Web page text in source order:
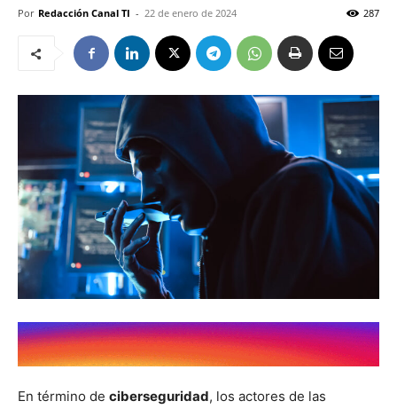
Por Redacción Canal TI - 22 de enero de 2024 287
En término de ciberseguridad, los actores de las